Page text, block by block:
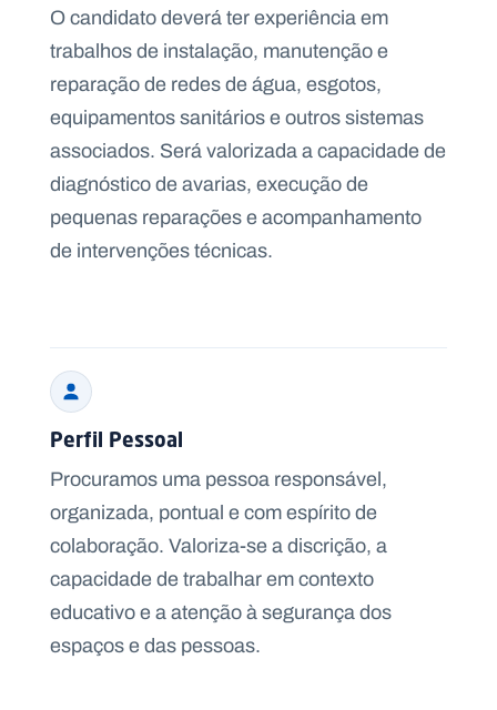
O candidato deverá ter experiência em
trabalhos de instalação, manutenção e
reparação de redes de água, esgotos,
equipamentos sanitários e outros sistemas
associados. Será valorizada a capacidade de
diagnóstico de avarias, execução de
pequenas reparações e acompanhamento
de intervenções técnicas.
Perfil Pessoal
Procuramos uma pessoa responsável,
organizada, pontual e com espírito de
colaboração. Valoriza-se a discrição, a
capacidade de trabalhar em contexto
educativo e a atenção à segurança dos
espaços e das pessoas.